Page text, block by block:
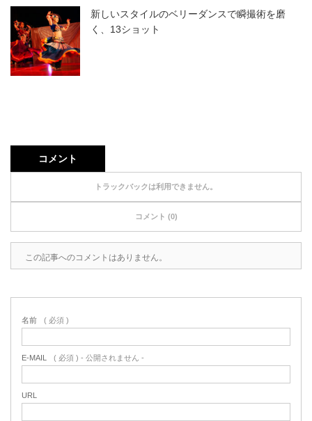
新しいスタイルのベリーダンスで瞬撮術を磨
く、13ショット
コメント
トラックバックは利用できません。
コメント (0)
この記事へのコメントはありません。
名前 ( 必須 )
E-MAIL ( 必須 ) - 公開されません -
URL